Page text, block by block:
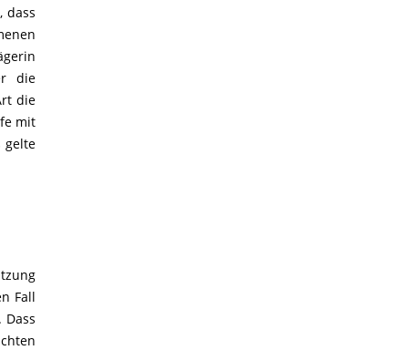
dass
die
die
mit
gelte
Fall